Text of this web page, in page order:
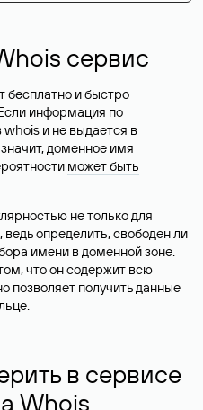
сервис
бесплатно и быстро
информация по
и не выдается в
доменное имя
может быть
не только для
определить, свободен ли
имени в доменной зоне.
что он содержит всю
позволяет получить данные
в сервисе
Whois